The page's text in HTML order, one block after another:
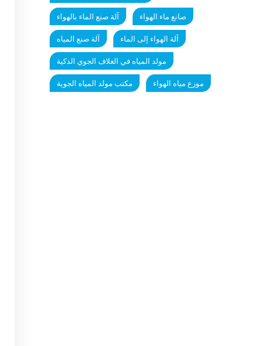
آلة صنع الماء بالهواء صانع ماء الهواء
آلة صنع المياه آلة الهواء إلى الماء
مولد المياه في الغلاف الجوي الذكية
مكتب مولد المياه الجوية موزع مياه الهواء